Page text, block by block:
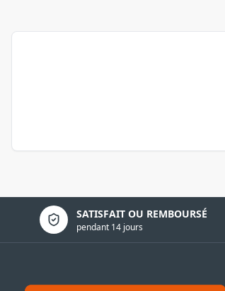
SATISFAIT OU REMBOURSÉ
pendant 14 jours
Politique de confidentialité